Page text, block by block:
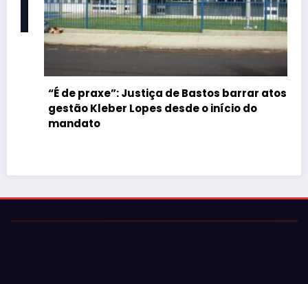
“É de praxe”: Justiça de Bastos barrar atos da
gestão Kleber Lopes desde o início do
mandato